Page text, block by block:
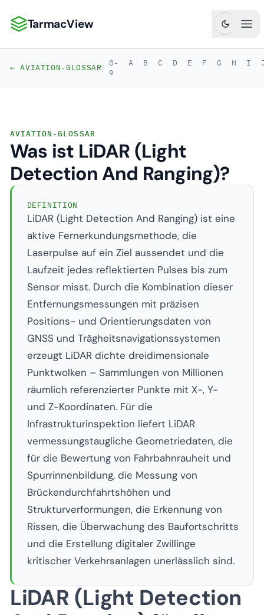
TarmacView: Präzisionsluftfahrtanalytik
TarmacView
← AVIATION-GLOSSAR| 0-
9
A B C D E F G H I
AVIATION-GLOSSAR
Was ist LiDAR (Light
Detection And Ranging)?
DEFINITION
LiDAR (Light Detection And Ranging) ist eine
aktive Fernerkundungsmethode, die
Laserpulse auf ein Ziel aussendet und die
Laufzeit jedes reflektierten Pulses bis zum
Sensor misst. Durch die Kombination dieser
Entfernungsmessungen mit präzisen
Positions- und Orientierungsdaten von
GNSS und Trägheitsnavigationssystemen
erzeugt LiDAR dichte dreidimensionale
Punktwolken – Sammlungen von Millionen
räumlich referenzierter Punkte mit X-, Y-
und Z-Koordinaten. Für die
Infrastrukturinspektion liefert LiDAR
vermessungstaugliche Geometriedaten, die
für die Bewertung von Fahrbahnrauheit und
Spurrinnenbildung, die Messung von
Brückendurchfahrtshöhen und
Strukturverformungen, die Erkennung von
Rissen, die Überwachung des Baufortschritts
und die Erstellung digitaler Zwillinge
kritischer Verkehrsanlagen unerlässlich sind.
LiDAR (Light Detection